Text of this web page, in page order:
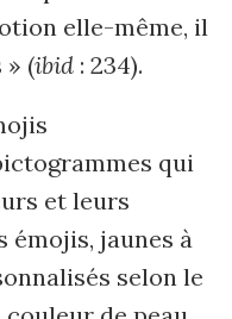
elle-même, il
» (ibid : 234).
qui
et leurs
émojis, jaunes à
selon le